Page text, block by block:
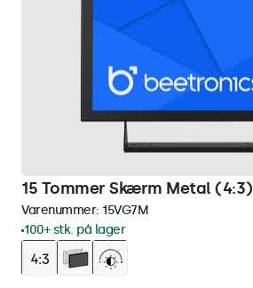
15 Tommer Skærm Metal (4:3)
Varenummer: 15VG7M
100+ stk. på lager